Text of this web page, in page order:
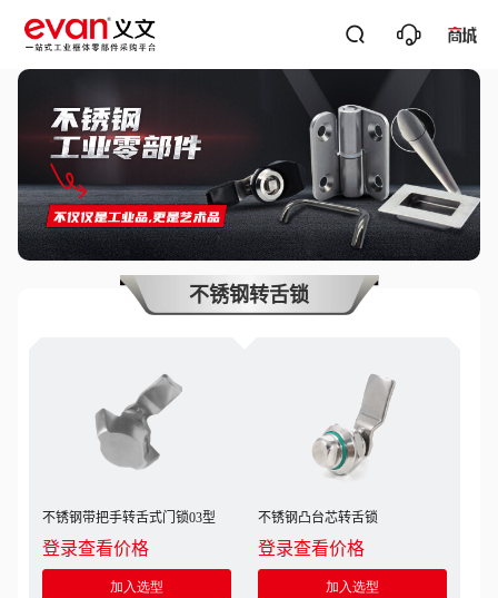
 
 关键词搜

不锈钢转舌锁
不锈钢带把手转舌式门锁03型
登录查看价格
加入选型
不锈钢凸台芯转舌锁
登录查看价格
加入选型